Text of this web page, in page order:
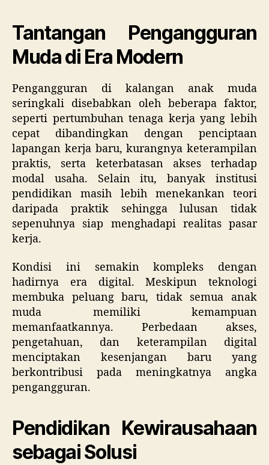
Tantangan Pengangguran
Muda di Era Modern
Pengangguran di kalangan anak muda
seringkali disebabkan oleh beberapa faktor,
seperti pertumbuhan tenaga kerja yang lebih
cepat dibandingkan dengan penciptaan
lapangan kerja baru, kurangnya keterampilan
praktis, serta keterbatasan akses terhadap
modal usaha. Selain itu, banyak institusi
pendidikan masih lebih menekankan teori
daripada praktik sehingga lulusan tidak
sepenuhnya siap menghadapi realitas pasar
kerja.
Kondisi ini semakin kompleks dengan
hadirnya era digital. Meskipun teknologi
membuka peluang baru, tidak semua anak
muda memiliki kemampuan
memanfaatkannya. Perbedaan akses,
pengetahuan, dan keterampilan digital
menciptakan kesenjangan baru yang
berkontribusi pada meningkatnya angka
pengangguran.
Pendidikan Kewirausahaan
sebagai Solusi